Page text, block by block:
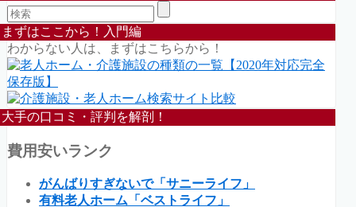
まずはここから！入門編
わからない人は、まずはこちらから！
大手の口コミ・評判を解剖！
費用安いランク
がんばりすぎないで「サニーライフ」
有料老人ホーム「ベストライフ」